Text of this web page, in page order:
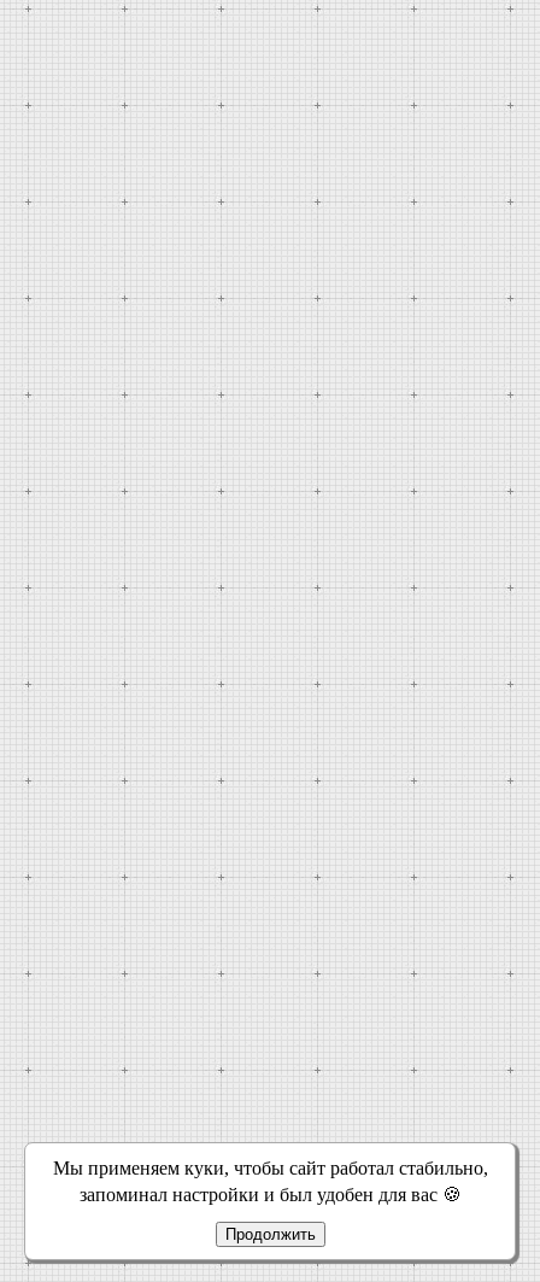
Мы применяем куки, чтобы сайт работал стабильно,
запоминал настройки и был удобен для вас 🍪
Продолжить